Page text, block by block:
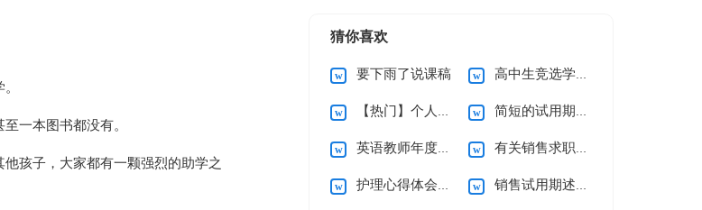
一本图书都没有。
孩子，大家都有一颗强烈的助学之
猜你喜欢
要下雨了说课稿 高中生竞选学习委员演讲稿
【热门】个人辞职申请书 简短的试用期辞职报告3篇
英语教师年度述职报告 有关销售求职信集合九篇
护理心得体会（通用5篇） 销售试用期述职报告